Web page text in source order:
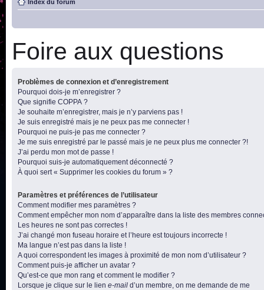
Index du forum
Foire aux questions
Problèmes de connexion et d’enregistrement
Pourquoi dois-je m’enregistrer ?
Que signifie COPPA ?
Je souhaite m’enregistrer, mais je n’y parviens pas !
Je suis enregistré mais je ne peux pas me connecter !
Pourquoi ne puis-je pas me connecter ?
Je me suis enregistré par le passé mais je ne peux plus me connecter ?!
J’ai perdu mon mot de passe !
Pourquoi suis-je automatiquement déconnecté ?
À quoi sert « Supprimer les cookies du forum » ?
Paramètres et préférences de l’utilisateur
Comment modifier mes paramètres ?
Comment empêcher mon nom d’apparaître dans la liste des membres
Les heures ne sont pas correctes !
J’ai changé mon fuseau horaire et l’heure est toujours incorrecte !
Ma langue n’est pas dans la liste !
A quoi correspondent les images à proximité de mon nom d’utilisateur ?
Comment puis-je afficher un avatar ?
Qu’est-ce que mon rang et comment le modifier ?
Lorsque je clique sur le lien e-mail d’un membre, on me demande de me